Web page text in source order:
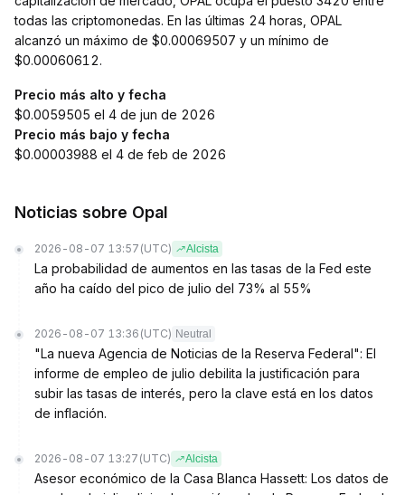
todas las criptomonedas. En las últimas 24 horas, OPAL
alcanzó un máximo de $0.00069507 y un mínimo de
$0.00060612.
Precio más alto y fecha
$0.0059505 el 4 de jun de 2026
Precio más bajo y fecha
$0.00003988 el 4 de feb de 2026
Noticias sobre Opal
2026-08-07 13:57 (UTC) Alcista
La probabilidad de aumentos en las tasas de la Fed este
año ha caído del pico de julio del 73% al 55%
2026-08-07 13:36 (UTC) Neutral
"La nueva Agencia de Noticias de la Reserva Federal": El
informe de empleo de julio debilita la justificación para
subir las tasas de interés, pero la clave está en los datos
de inflación.
2026-08-07 13:27 (UTC) Alcista
Asesor económico de la Casa Blanca Hassett: Los datos de